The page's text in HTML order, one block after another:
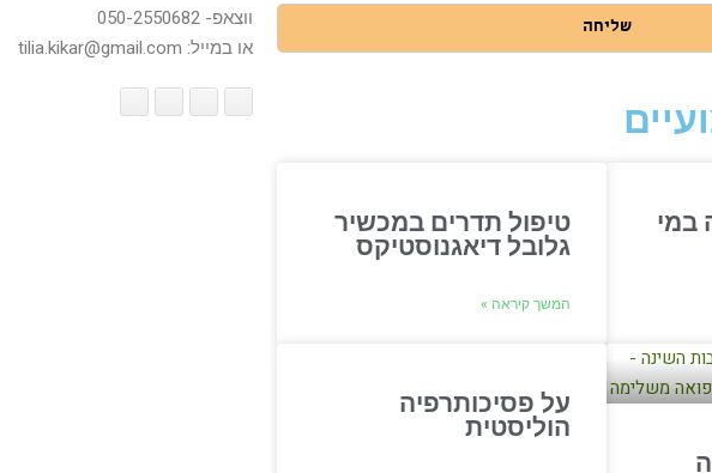
שליחה
במי
טיפול תדרים במכשיר
גלובל דיאגנוסטיקס
המשך קיראה »
על פסיכותרפיה
הוליסטית
ווצאפ- 050-2550682
או במייל: tilia.kikar@gmail.com